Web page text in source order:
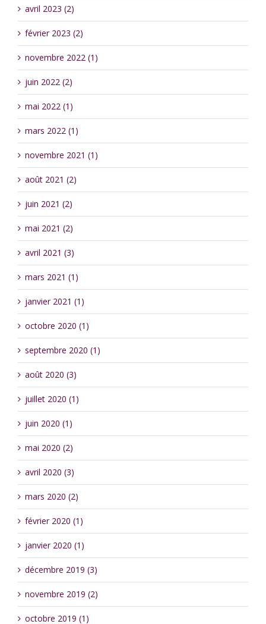
avril 2023 (2)
février 2023 (2)
novembre 2022 (1)
juin 2022 (2)
mai 2022 (1)
mars 2022 (1)
novembre 2021 (1)
août 2021 (2)
juin 2021 (2)
mai 2021 (2)
avril 2021 (3)
mars 2021 (1)
janvier 2021 (1)
octobre 2020 (1)
septembre 2020 (1)
août 2020 (3)
juillet 2020 (1)
juin 2020 (1)
mai 2020 (2)
avril 2020 (3)
mars 2020 (2)
février 2020 (1)
janvier 2020 (1)
décembre 2019 (3)
novembre 2019 (2)
octobre 2019 (1)